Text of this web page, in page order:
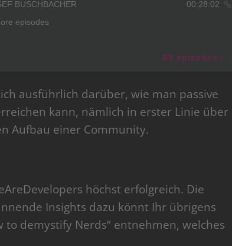
ausführlich darüber, wie man passive
kann, nämlich in erster Linie über
Aufbau einer Community.
höchst erfolgreich. Die
Insights dazu könnt Ihr übrigens
demystify Nerds“ entnehmen, welches